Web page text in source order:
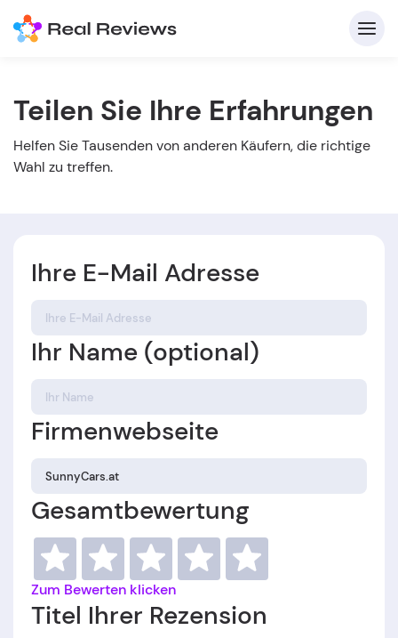
Teilen Sie Ihre Erfahrungen
Helfen Sie Tausenden von anderen Käufern, die richtige
Wahl zu treffen.
Ihre E-Mail Adresse
Ihr Name (optional)
Firmenwebseite
Gesamtbewertung
Zum Bewerten klicken
Titel Ihrer Rezension